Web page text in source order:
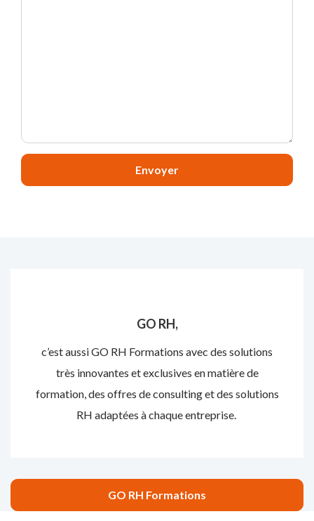
Envoyer
GO RH,
c’est aussi GO RH Formations avec des solutions
très innovantes et exclusives en matière de
formation, des offres de consulting et des solutions
RH adaptées à chaque entreprise.
GO RH Formations